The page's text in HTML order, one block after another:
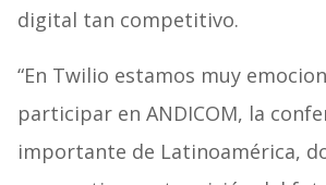
digital tan competitivo.
“En Twilio estamos muy
participar en ANDICOM, la
importante de Latinoamérica,